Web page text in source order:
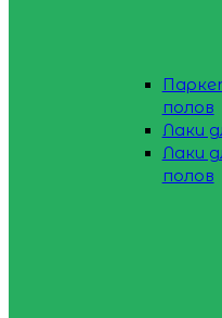
полов
Лаки
Лаки
полов